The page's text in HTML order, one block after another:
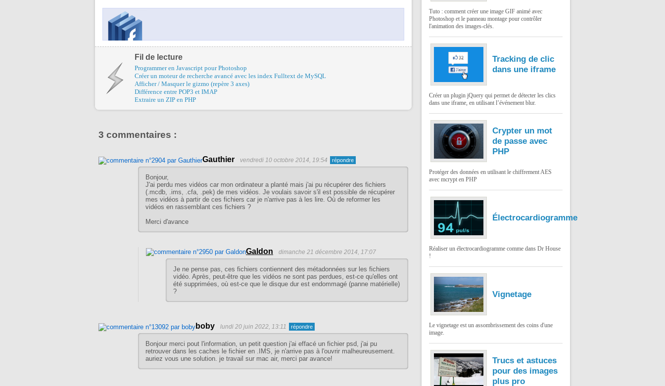
Fil de lecture
Programmer en Javascript pour Photoshop
Créer un moteur de recherche avancé avec les index Fulltext de MySQL
Afficher / Masquer le gizmo (repère 3 axes)
Différence entre POP3 et IMAP
Extraire un ZIP en PHP
3 commentaires :
Gauthier vendredi 10 octobre 2014, 19:54
Bonjour,
J'ai perdu mes vidéos car mon ordinateur a planté mais j'ai pu récupérer des fichiers
(.mcdb, .ims, .cfa, .pek) de mes vidéos. Je voulais savoir s'il est possible de récupérer
mes vidéos à partir de ces fichiers car je n'arrive pas à les lire. Où de reformer les
vidéos en rassemblant ces fichiers ?
Merci d'avance
Galdon dimanche 21 décembre 2014, 17:07
Je ne pense pas, ces fichiers contiennent des métadonnées sur les fichiers
vidéo. Après, peut-être que les vidéos ne sont pas perdues, est-ce qu'elles ont
été supprimées, où est-ce que le disque dur est endommagé (panne matérielle)
?
boby lundi 20 juin 2022, 13:11
Bonjour merci pout l'information, un petit question j'ai effacé un fichier psd, j'ai pu
retrouver dans les caches le fichier en .IMS, je n'arrive pas à l'ouvrir malheureusement.
auriez vous une solution. je travail sur mac air, merci par avance!
Tuto : comment créer une image GIF animé avec
Photoshop et le panneau montage pour contrôler
l'animation des images-clés.
Tracking de clic
dans une iframe
Créer un plugin jQuery qui permet de détecter les clics
dans une iframe, en utilisant l’événement blur.
Crypter un mot
de passe avec
PHP
Protéger des données en utilisant le chiffrement AES
avec mcrypt en PHP
Électrocardiogramme
Réaliser un électrocardiogramme comme dans Dr House
!
Vignetage
Le vignetage est un assombrissement des coins d'une
image.
Trucs et astuces
pour des images
plus pro